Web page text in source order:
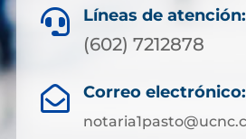
 Líneas de atención:
(602) 7212878
 Correo electrónico: